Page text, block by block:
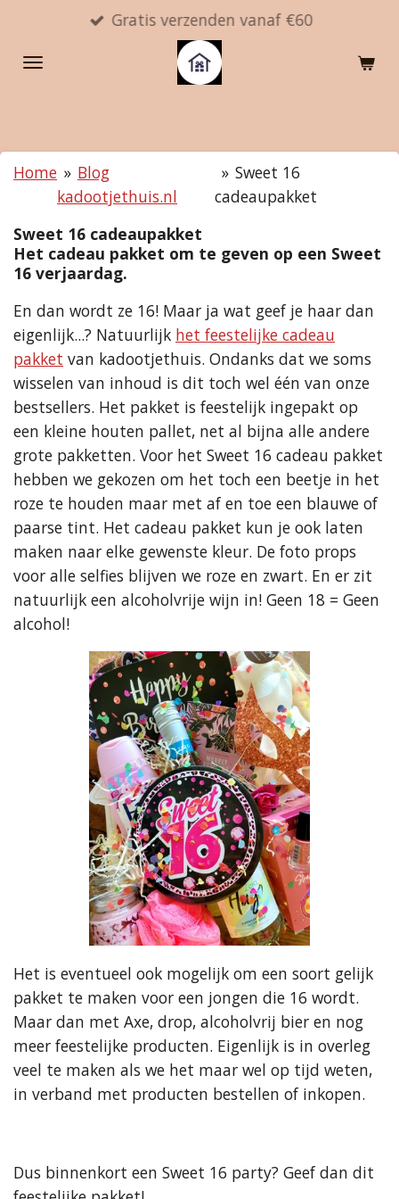
naar
Gratis verzenden vanaf €60
Home » Blog
kadootjethuis.nl
» Sweet 16
cadeaupakket
Sweet 16 cadeaupakket
Het cadeau pakket om te geven op een Sweet
16 verjaardag.
En dan wordt ze 16! Maar ja wat geef je haar dan
eigenlijk...? Natuurlijk het feestelijke cadeau
pakket van kadootjethuis. Ondanks dat we soms
wisselen van inhoud is dit toch wel één van onze
bestsellers. Het pakket is feestelijk ingepakt op
een kleine houten pallet, net al bijna alle andere
grote pakketten. Voor het Sweet 16 cadeau pakket
hebben we gekozen om het toch een beetje in het
roze te houden maar met af en toe een blauwe of
paarse tint. Het cadeau pakket kun je ook laten
maken naar elke gewenste kleur. De foto props
voor alle selfies blijven we roze en zwart. En er zit
natuurlijk een alcoholvrije wijn in! Geen 18 = Geen
alcohol!
Het is eventueel ook mogelijk om een soort gelijk
pakket te maken voor een jongen die 16 wordt.
Maar dan met Axe, drop, alcoholvrij bier en nog
meer feestelijke producten. Eigenlijk is in overleg
veel te maken als we het maar wel op tijd weten,
in verband met producten bestellen of inkopen.
Dus binnenkort een Sweet 16 party? Geef dan dit